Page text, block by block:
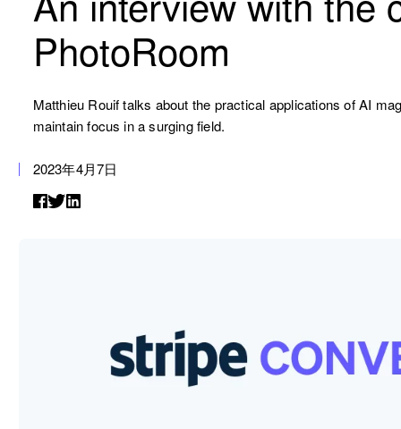
PhotoRoom
Matthieu Rouif talks about the practical applications of AI
maintain focus in a surging field.
2023年4月7日